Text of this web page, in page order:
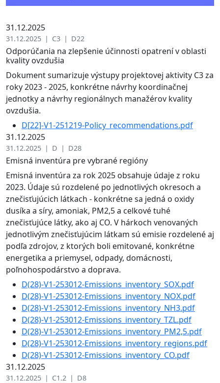
31.12.2025
31.12.2025 | C3 | D22
Odporúčania na zlepšenie účinnosti opatrení v oblasti
kvality ovzdušia
Dokument sumarizuje výstupy projektovej aktivity C3 za
roky 2023 - 2025, konkrétne návrhy koordinačnej
jednotky a návrhy regionálnych manažérov kvality
ovzdušia.
D[22]-V1-251219-Policy_recommendations.pdf
31.12.2025
31.12.2025 | D | D28
Emisná inventúra pre vybrané regióny
Emisná inventúra za rok 2025 obsahuje údaje z roku
2023. Údaje sú rozdelené po jednotlivých okresoch a
znečisťujúcich látkach - konkrétne sa jedná o oxidy
dusíka a síry, amoniak, PM2,5 a celkové tuhé
znečisťujúce látky, ako aj CO. V hárkoch venovaných
jednotlivým znečisťujúcim látkam sú emisie rozdelené aj
podľa zdrojov, z ktorých boli emitované, konkrétne
energetika a priemysel, odpady, domácnosti,
poľnohospodárstvo a doprava.
D(28)-V1-253012-Emissions_inventory_SOX.pdf
D(28)-V1-253012-Emissions_inventory_NOX.pdf
D(28)-V1-253012-Emissions_inventory_NH3.pdf
D(28)-V1-253012-Emissions_inventory_TZL.pdf
D(28)-V1-253012-Emissions_inventory_PM2,5.pdf
D(28)-V1-253012-Emissions_inventory_regions.pdf
D(28)-V1-253012-Emissions_inventory_CO.pdf
31.12.2025
31.12.2025 | C1.2 | D8